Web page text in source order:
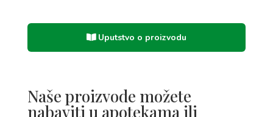
Uputstvo o proizvodu
Naše proizvode možete
nabaviti u apotekama ili